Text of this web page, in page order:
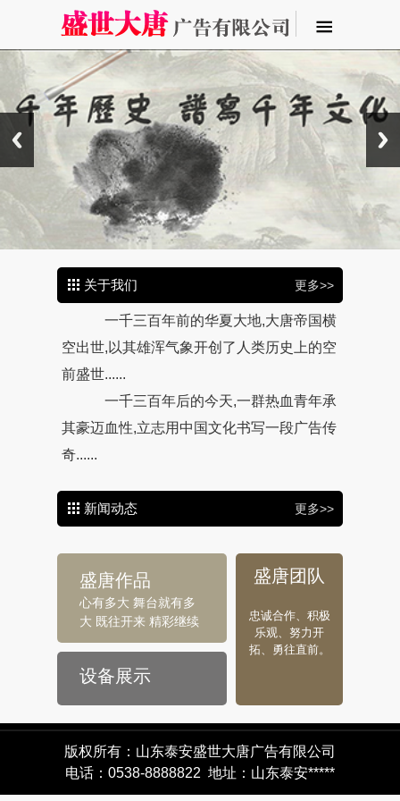
关于我们 更多>>
一千三百年前的华夏大地,大唐帝国横
空出世,以其雄浑气象开创了人类历史上的空
前盛世......
一千三百年后的今天,一群热血青年承
其豪迈血性,立志用中国文化书写一段广告传
奇......
新闻动态 更多>>
盛唐作品
心有多大 舞台就有多
大 既往开来 精彩继续
盛唐团队
忠诚合作、积极
乐观、努力开
拓、勇往直前。
设备展示
版权所有：山东泰安盛世大唐广告有限公司
电话：0538-8888822 地址：山东泰安*****